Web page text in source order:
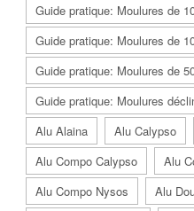
Guide pratique: Moulures de
Guide pratique: Moulures de
Guide pratique: Moulures de
Guide pratique: Moulures
Alu Alaina
Alu Calypso
Alu Compo Calypso
Alu
Alu Compo Nysos
Alu